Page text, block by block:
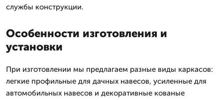
службы конструкции.
Особенности изготовления и
установки
При изготовлении мы предлагаем разные виды каркасов:
легкие профильные для дачных навесов, усиленные для
автомобильных навесов и декоративные кованые